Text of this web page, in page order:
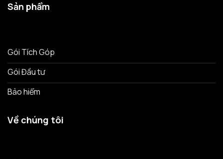
Sản phẩm
Gói Tích Góp
Gói Đầu tư
Bảo hiểm
Về chúng tôi